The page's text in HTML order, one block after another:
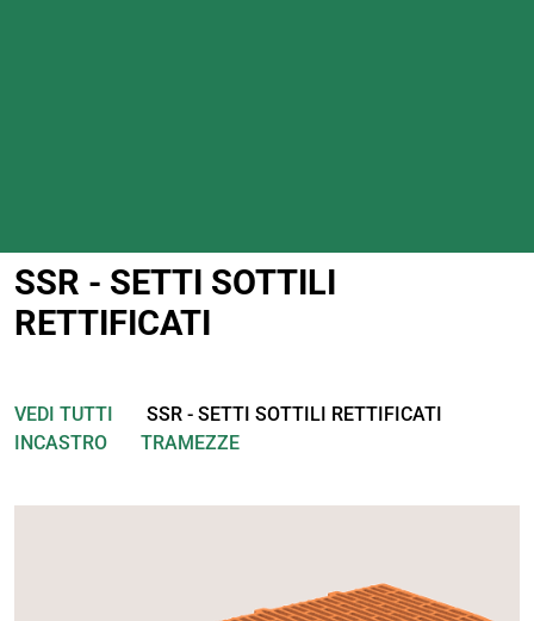
SSR - SETTI SOTTILI
RETTIFICATI
VEDI TUTTI
SSR - SETTI SOTTILI RETTIFICATI
INCASTRO
TRAMEZZE